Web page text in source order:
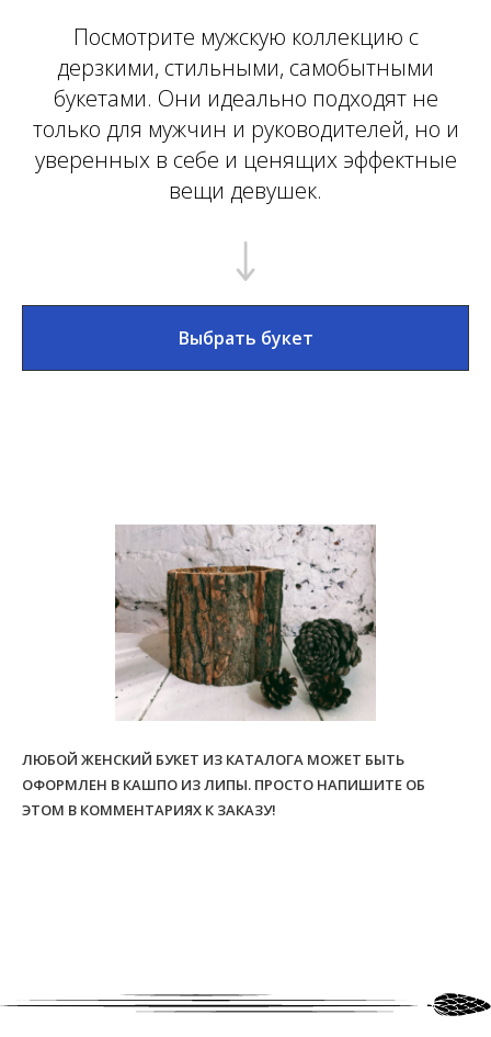
Посмотрите мужскую коллекцию с
дерзкими, стильными, самобытными
букетами. Они идеально подходят не
только для мужчин и руководителей, но и
уверенных в себе и ценящих эффектные
вещи девушек.
Выбрать букет
ЛЮБОЙ ЖЕНСКИЙ БУКЕТ ИЗ КАТАЛОГА МОЖЕТ БЫТЬ
ОФОРМЛЕН В КАШПО ИЗ ЛИПЫ. ПРОСТО НАПИШИТЕ ОБ
ЭТОМ В КОММЕНТАРИЯХ К ЗАКАЗУ!